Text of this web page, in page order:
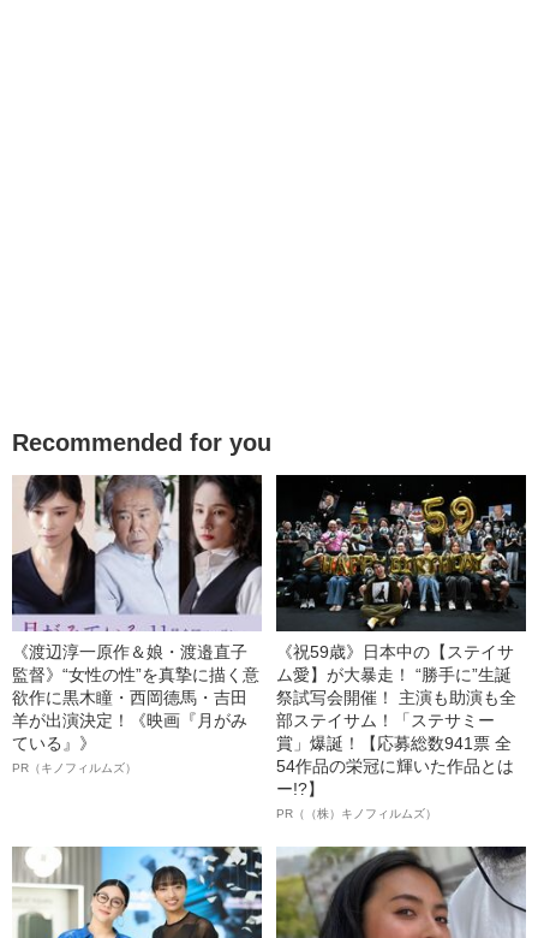
Recommended for you
《渡辺淳一原作＆娘・渡邉直子
監督》“女性の性”を真摯に描く意
欲作に黒木瞳・西岡德馬・吉田
羊が出演決定！《映画『月がみ
ている』》
PR（キノフィルムズ）
《祝59歳》日本中の【ステイサ
ム愛】が大暴走！ “勝手に”生誕
祭試写会開催！ 主演も助演も全
部ステイサム！「ステサミー
賞」爆誕！【応募総数941票 全
54作品の栄冠に輝いた作品とは
ー!?】
PR（（株）キノフィルムズ）